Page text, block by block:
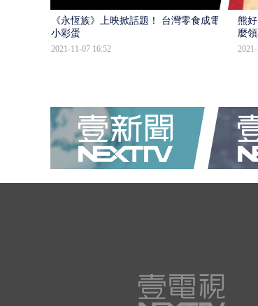
《永恆族》上映掀話題！ 台灣零食成電影
小彩蛋
2021-11-07 16:52
熊
麼